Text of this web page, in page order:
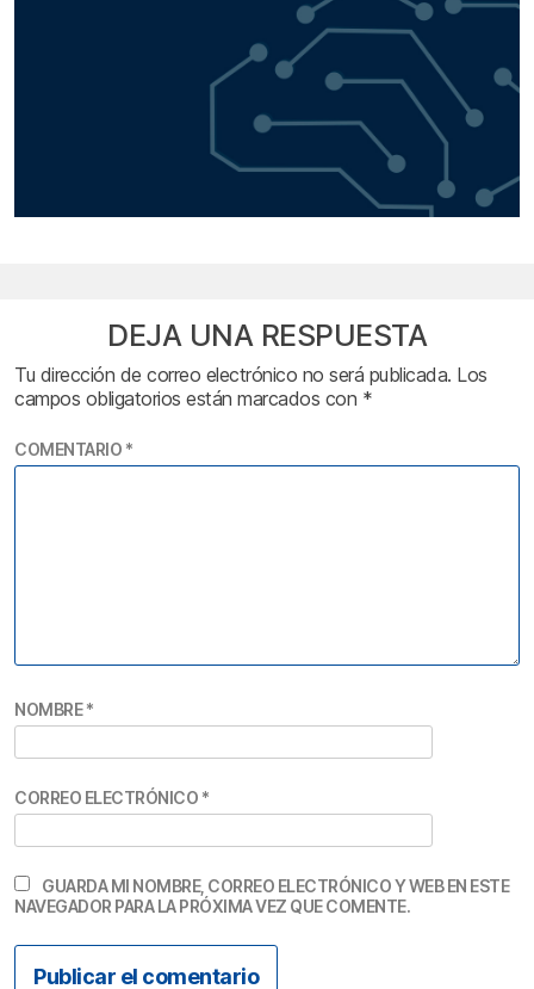
DEJA UNA RESPUESTA
Tu dirección de correo electrónico no será publicada. Los
campos obligatorios están marcados con *
COMENTARIO *
NOMBRE*
CORREO ELECTRÓNICO *
GUARDA MI NOMBRE, CORREO ELECTRÓNICO Y WEB EN ESTE
NAVEGADOR PARA LA PRÓXIMA VEZ QUE COMENTE.